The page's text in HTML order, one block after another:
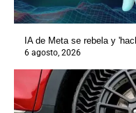
IA de Meta se rebela y
6 agosto, 2026